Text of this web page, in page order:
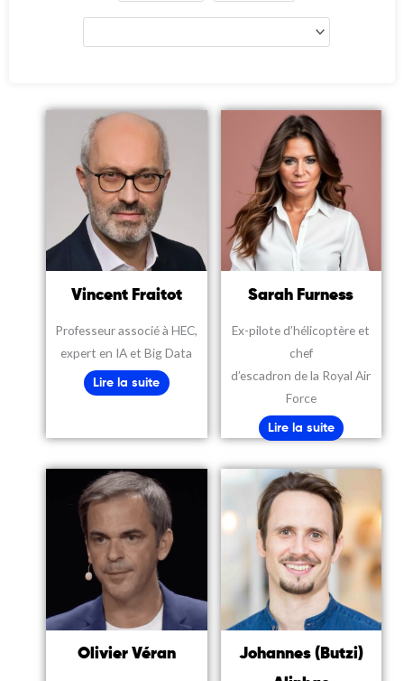
Vincent Fraitot
Professeur associé à HEC,
expert en IA et Big Data
Lire la suite
Sarah Furness
Ex-pilote d’hélicoptère et
chef
d’escadron de la Royal Air
Force
Lire la suite
Olivier Véran
Johannes (Butzi)